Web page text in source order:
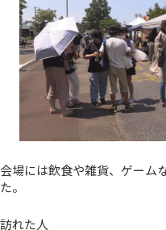
会場には飲食や雑貨、ゲーム
た。
訪れた人